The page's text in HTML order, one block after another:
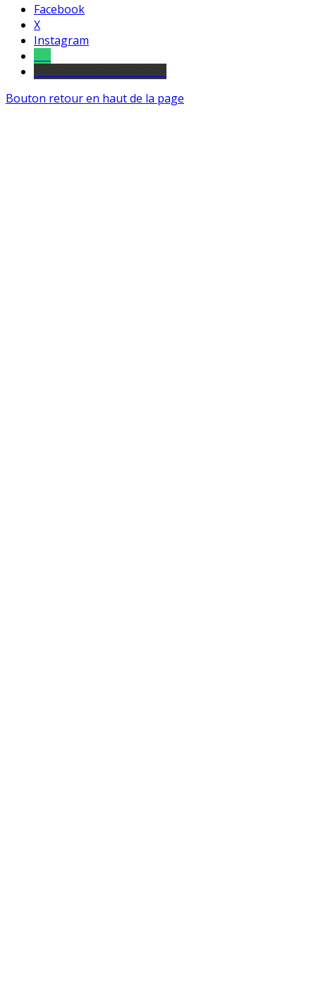
Facebook
X
Instagram
Bouton retour en haut de la page